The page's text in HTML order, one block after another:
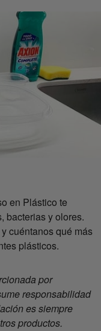
en Plástico te
bacterias y olores.
cuéntanos qué más
plásticos.
por
responsabilidad
es siempre
productos.